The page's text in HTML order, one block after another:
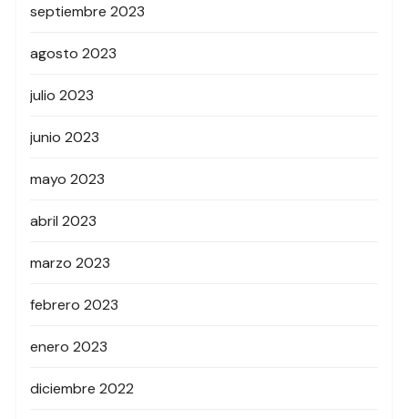
septiembre 2023
agosto 2023
julio 2023
junio 2023
mayo 2023
abril 2023
marzo 2023
febrero 2023
enero 2023
diciembre 2022